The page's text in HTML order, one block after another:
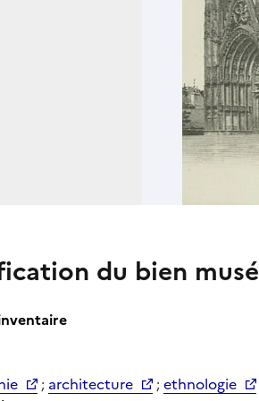
du bien
; architecture ;ethnologie